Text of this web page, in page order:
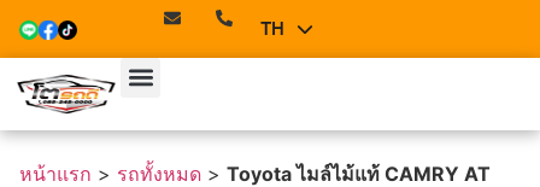
TH
EN
หน้าแรก > รถทั้งหมด > Toyota ไมล์ไม้แท้ CAMRY AT